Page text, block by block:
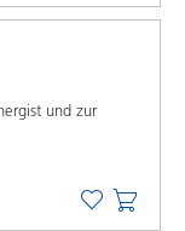
und zur